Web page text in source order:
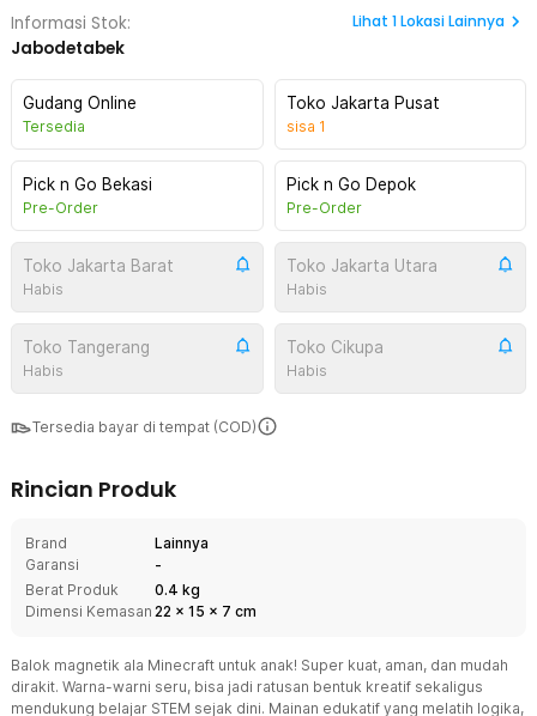
Informasi Stok:
Jabodetabek
Lihat 1Lokasi Lainnya
Gudang Online
Tersedia
Toko Jakarta Pusat
sisa 1
Pick n Go Bekasi
Pre-Order
Pick n Go Depok
Pre-Order
Toko Jakarta Barat
Habis
Toko Jakarta Utara
Habis
Toko Tangerang
Habis
Toko Cikupa
Habis
Tersedia bayar di tempat (COD)
Rincian Produk
Brand
Lainnya
Garansi
-
Berat Produk
0.4 kg
Dimensi Kemasan 22 x 15 x 7 cm
Balok magnetik ala Minecraft untuk anak! Super kuat, aman, dan mudah
dirakit. Warna-warni seru, bisa jadi ratusan bentuk kreatif sekaligus
mendukung belajar STEM sejak dini. Mainan edukatif yang melatih logika,